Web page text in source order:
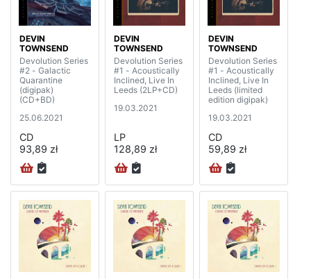
DEVIN
TOWNSEND
Devolution Series
#2 - Galactic
Quarantine
(digipak)
(CD+BD)
25.06.2021
CD
93,89 zł
DEVIN
TOWNSEND
Devolution Series
#1 - Acoustically
Inclined, Live In
Leeds (2LP+CD)
19.03.2021
LP
128,89 zł
DEVIN
TOWNSEND
Devolution Series
#1 - Acoustically
Inclined, Live In
Leeds (limited
edition digipak)
19.03.2021
CD
59,89 zł